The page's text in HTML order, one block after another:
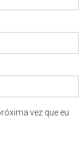
vez que eu